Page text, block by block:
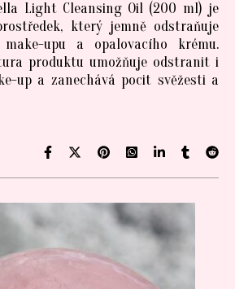
Light Cleansing Oil (200 ml) je
který jemně odstraňuje
upu a opalovacího krému.
produktu umožňuje odstranit i
up a zanechává pocit svěžesti a